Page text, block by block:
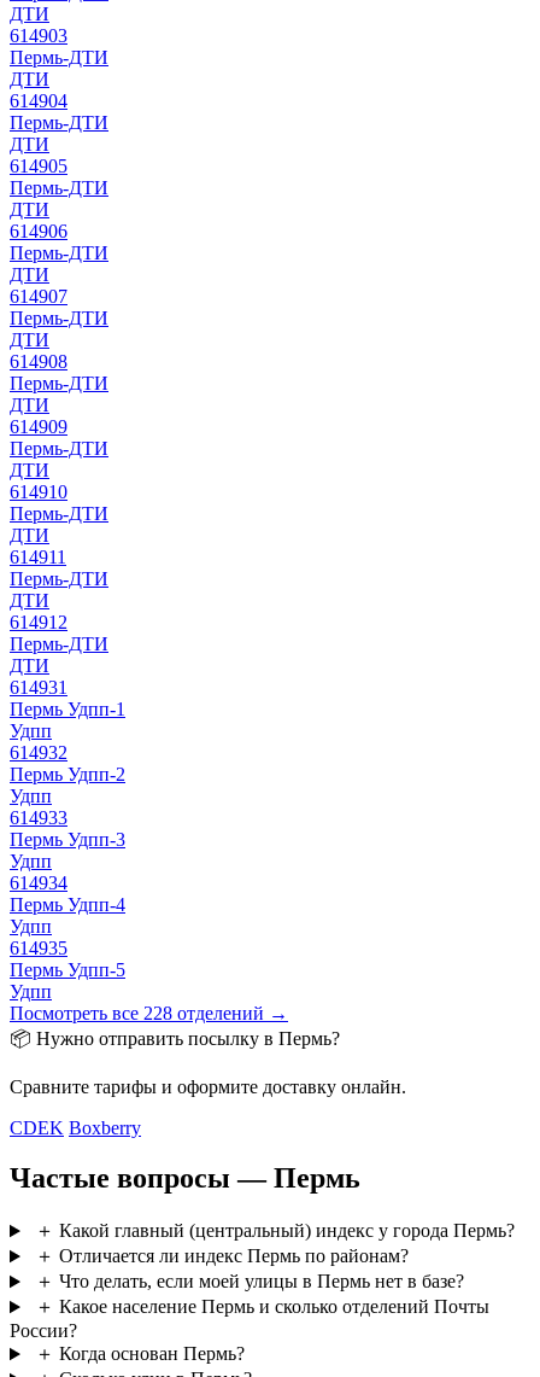
ДТИ
614903
Пермь-ДТИ
ДТИ
614904
Пермь-ДТИ
ДТИ
614905
Пермь-ДТИ
ДТИ
614906
Пермь-ДТИ
ДТИ
614907
Пермь-ДТИ
ДТИ
614908
Пермь-ДТИ
ДТИ
614909
Пермь-ДТИ
ДТИ
614910
Пермь-ДТИ
ДТИ
614911
Пермь-ДТИ
ДТИ
614912
Пермь-ДТИ
ДТИ
614931
Пермь Удпп-1
Удпп
614932
Пермь Удпп-2
Удпп
614933
Пермь Удпп-3
Удпп
614934
Пермь Удпп-4
Удпп
614935
Пермь Удпп-5
Удпп
Посмотреть все 228 отделений →
📦 Нужно отправить посылку в Пермь?
Сравните тарифы и оформите доставку онлайн.
CDEK Boxberry
Частые вопросы — Пермь
＋ Какой главный (центральный) индекс у города Пермь?
＋ Отличается ли индекс Пермь по районам?
＋ Что делать, если моей улицы в Пермь нет в базе?
＋ Какое население Пермь и сколько отделений Почты
России?
＋ Когда основан Пермь?